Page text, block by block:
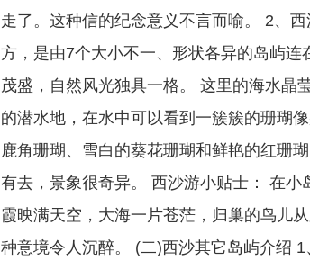
走了。这种信的纪念意义不言而喻。 2、
方，是由7个大小不一、形状各异的岛屿
茂盛，自然风光独具一格。 这里的海水晶
的潜水地，在水中可以看到一簇簇的珊瑚
鹿角珊瑚、雪白的葵花珊瑚和鲜艳的红珊
有去，景象很奇异。 西沙游小贴士： 在
霞映满天空，大海一片苍茫，归巢的鸟儿
种意境令人沉醉。 (二)西沙其它岛屿介绍